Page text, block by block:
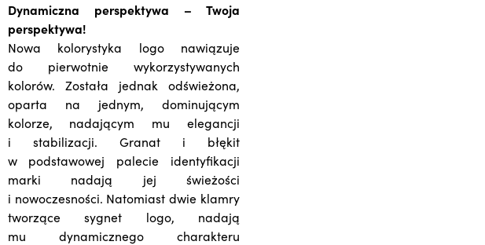
Dynamiczna perspektywa – Twoja
perspektywa!
Nowa kolorystyka logo nawiązuje
do pierwotnie wykorzystywanych
kolorów. Została jednak odświeżona,
oparta na jednym, dominującym
kolorze, nadającym mu elegancji
i stabilizacji. Granat i błękit
w podstawowej palecie identyfikacji
marki nadają jej świeżości
i nowoczesności. Natomiast dwie klamry
tworzące sygnet logo, nadają
mu dynamicznego charakteru